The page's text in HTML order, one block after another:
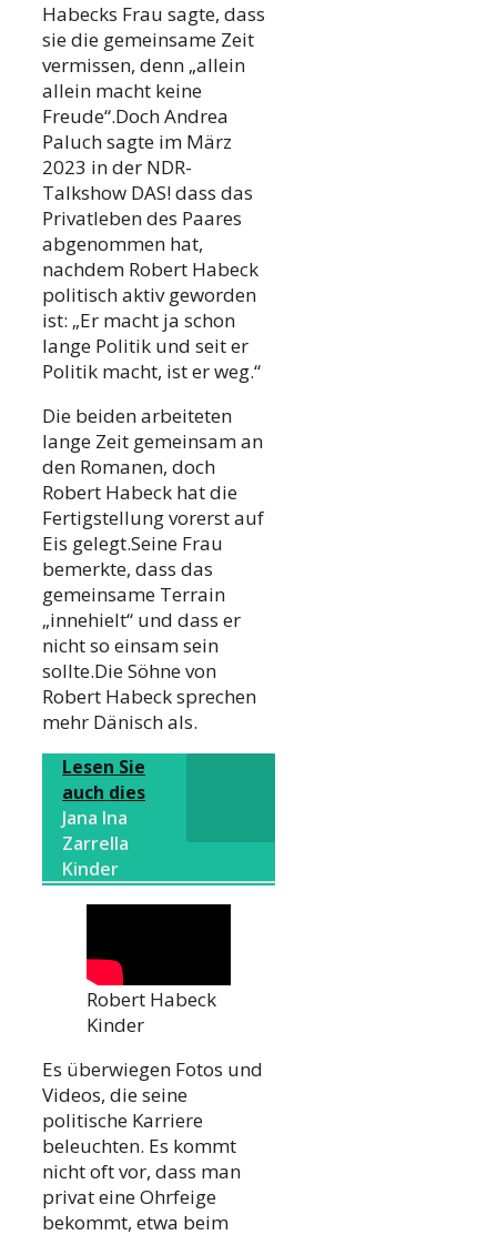
Habecks Frau sagte, dass
sie die gemeinsame Zeit
vermissen, denn „allein
allein macht keine
Freude“.Doch Andrea
Paluch sagte im März
2023 in der NDR-
Talkshow DAS! dass das
Privatleben des Paares
abgenommen hat,
nachdem Robert Habeck
politisch aktiv geworden
ist: „Er macht ja schon
lange Politik und seit er
Politik macht, ist er weg.“
Die beiden arbeiteten
lange Zeit gemeinsam an
den Romanen, doch
Robert Habeck hat die
Fertigstellung vorerst auf
Eis gelegt.Seine Frau
bemerkte, dass das
gemeinsame Terrain
„innehielt“ und dass er
nicht so einsam sein
sollte.Die Söhne von
Robert Habeck sprechen
mehr Dänisch als.
Lesen Sie
auch dies
Jana Ina
Zarrella
Kinder
Robert Habeck
Kinder
Es überwiegen Fotos und
Videos, die seine
politische Karriere
beleuchten. Es kommt
nicht oft vor, dass man
privat eine Ohrfeige
bekommt, etwa beim